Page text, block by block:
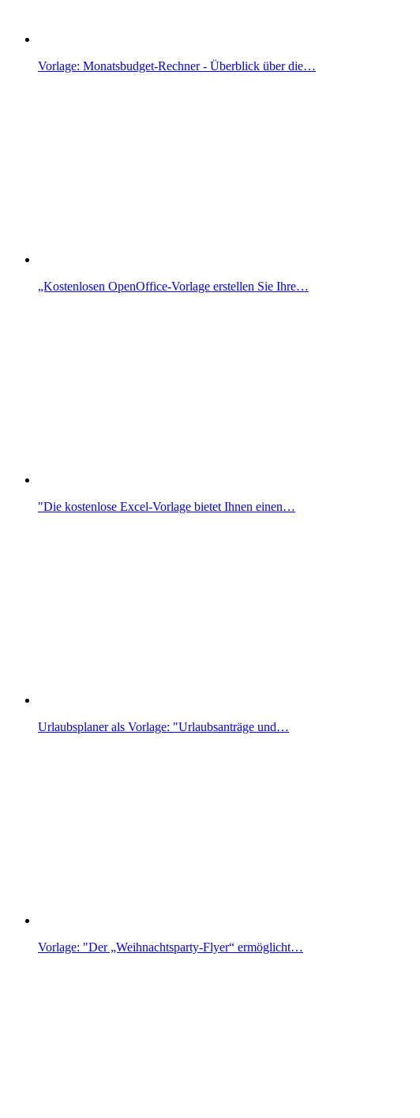
Vorlage: Monatsbudget-Rechner - Überblick über die…
„Kostenlosen OpenOffice-Vorlage erstellen Sie Ihre…
"Die kostenlose Excel-Vorlage bietet Ihnen einen…
Urlaubsplaner als Vorlage: "Urlaubsanträge und…
Vorlage: "Der „Weihnachtsparty-Flyer“ ermöglicht…